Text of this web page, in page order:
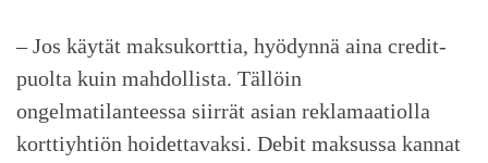
– Jos käytät maksukorttia, hyödynnä aina credit-
puolta kuin mahdollista. Tällöin
ongelmatilanteessa siirrät asian reklamaatiolla
korttiyhtiön hoidettavaksi. Debit maksussa kannat